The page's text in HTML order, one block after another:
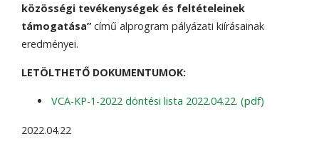
közösségi tevékenységek és feltételeinek
támogatása” című alprogram pályázati kiírásainak
eredményei.
LETÖLTHETŐ DOKUMENTUMOK:
VCA-KP-1-2022 döntési lista 2022.04.22. (pdf)
2022.04.22